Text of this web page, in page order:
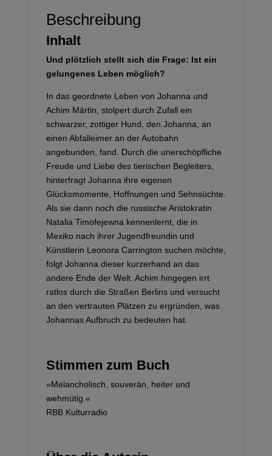
Beschreibung
Inhalt
Und plötzlich stellt sich die Frage: Ist ein
gelungenes Leben möglich?
In das geordnete Leben von Johanna und
Achim Märtin, stolpert durch Zufall ein
schwarzer, zottiger Hund, den Johanna, an
einen Abfalleimer an der Autobahn
angebunden, fand. Durch die unerschöpfliche
Freude und Liebe des tierischen Begleiters,
hinterfragt Johanna ihre eigenen
Glücksmomente, Hoffnungen und Sehnsüchte.
Als sie dann noch die russische Aristokratin
Natalia Timofejewna kennenlernt, die in
Mexiko nach ihrer Jugendfreundin und
Künstlerin Leonora Carrington suchen möchte,
folgt Johanna dieser kurzerhand an das
andere Ende der Welt. Achim hingegen irrt
ratlos durch die Straßen Berlins und versucht
an den vertrauten Plätzen zu ergründen, was
Johannas Aufbruch zu bedeuten hat.
Stimmen zum Buch
»Melancholisch, souverän, heiter und
wehmütig.«
RBB Kulturradio